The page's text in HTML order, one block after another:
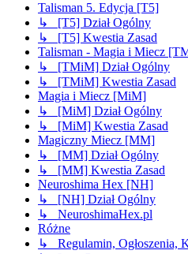
Talisman 5. Edycja [T5]
↳ [T5] Dział Ogólny
↳ [T5] Kwestia Zasad
Talisman - Magia i Miecz
↳ [TMiM] Dział Ogólny
↳ [TMiM] Kwestia Zasad
Magia i Miecz [MiM]
↳ [MiM] Dział Ogólny
↳ [MiM] Kwestia Zasad
Magiczny Miecz [MM]
↳ [MM] Dział Ogólny
↳ [MM] Kwestia Zasad
Neuroshima Hex [NH]
↳ [NH] Dział Ogólny
↳ NeuroshimaHex.pl
Różne
↳ Regulamin, Ogłoszenia,